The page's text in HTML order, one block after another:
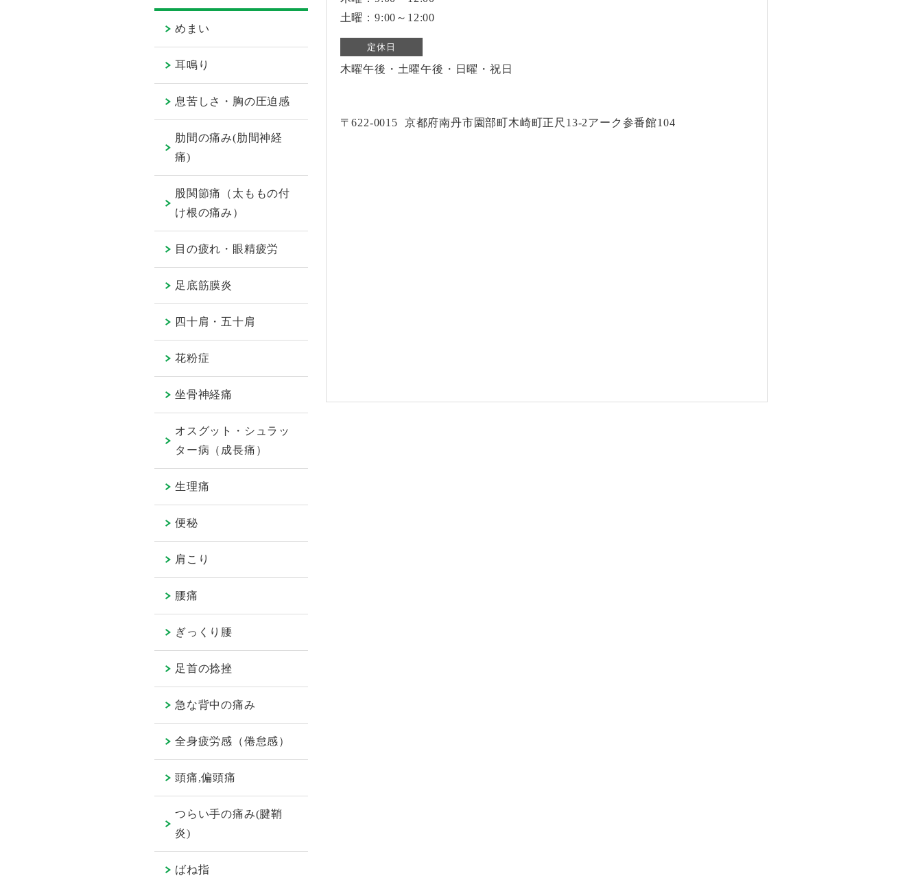
土曜：9:00～12:00
定休日
木曜午後・土曜午後・日曜・祝日
〒622-0015 京都府南丹市園部町木崎町正尺13-2アーク参番館104
めまい
耳鳴り
息苦しさ・胸の圧迫感
肋間の痛み(肋間神経
痛)
股関節痛（太ももの付
け根の痛み）
目の疲れ・眼精疲労
足底筋膜炎
四十肩・五十肩
花粉症
坐骨神経痛
オスグット・シュラッ
ター病（成長痛）
生理痛
便秘
肩こり
腰痛
ぎっくり腰
足首の捻挫
急な背中の痛み
全身疲労感（倦怠感）
頭痛,偏頭痛
つらい手の痛み(腱鞘
炎)
ばね指